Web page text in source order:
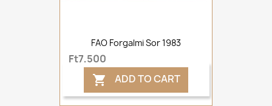
FAO Forgalmi Sor 1983
Ft7,500
 ADD TO CART